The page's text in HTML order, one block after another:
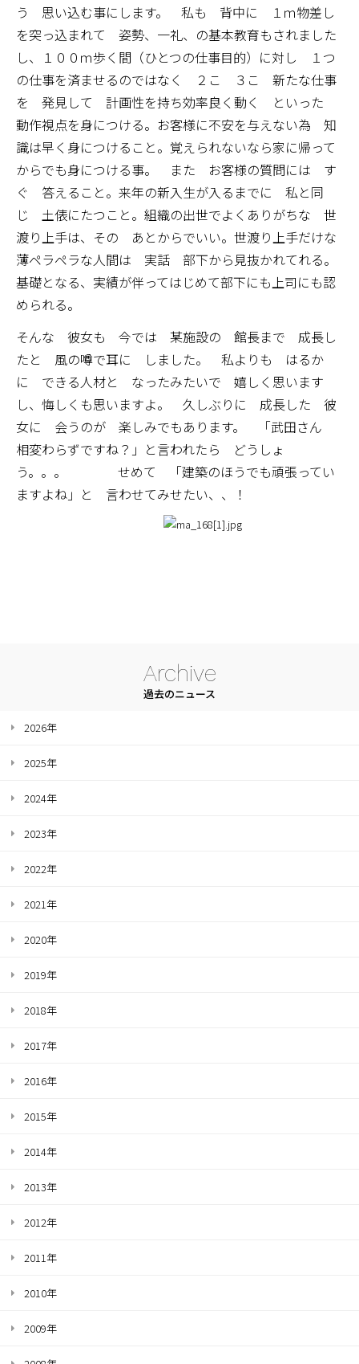
う 思い込む事にします。 私も 背中に １ｍ物差し
を突っ込まれて 姿勢、一礼、の基本教育もされました
し、１００ｍ歩く間（ひとつの仕事目的）に対し １つ
の仕事を済ませるのではなく ２こ ３こ 新たな仕事
を 発見して 計画性を持ち効率良く動く といった
動作視点を身につける。お客様に不安を与えない為 知
識は早く身につけること。覚えられないなら家に帰って
からでも身につける事。 また お客様の質問には す
ぐ 答えること。来年の新入生が入るまでに 私と同
じ 土俵にたつこと。組織の出世でよくありがちな 世
渡り上手は、その あとからでいい。世渡り上手だけな
薄ペラペラな人間は 実話 部下から見抜かれてれる。
基礎となる、実績が伴ってはじめて部下にも上司にも認
められる。
そんな 彼女も 今では 某施設の 館長まで 成長し
たと 風の噂で耳に しました。 私よりも はるか
に できる人材と なったみたいで 嬉しく思います
し、悔しくも思いますよ。 久しぶりに 成長した 彼
女に 会うのが 楽しみでもあります。 「武田さん
相変わらずですね？」と言われたら どうしょ
う。。。 せめて 「建築のほうでも頑張ってい
ますよね」と 言わせてみせたい、、！
Archive
過去のニュース
2026年
2025年
2024年
2023年
2022年
2021年
2020年
2019年
2018年
2017年
2016年
2015年
2014年
2013年
2012年
2011年
2010年
2009年